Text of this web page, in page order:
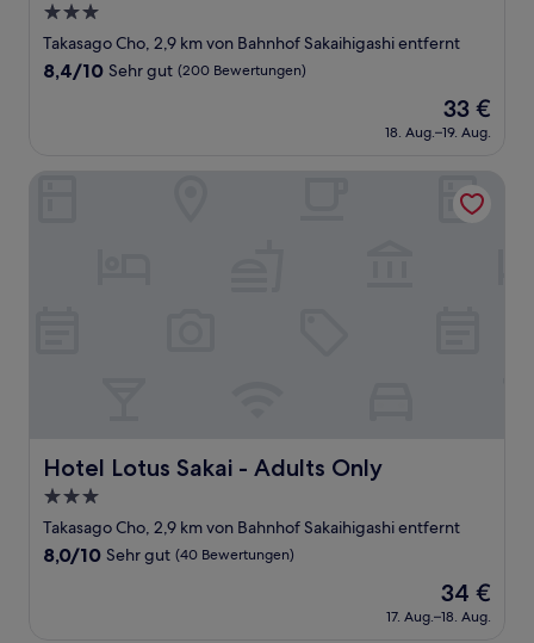
3.0-
Sterne-
Unterkunft
Takasago Cho, 2,9 km von Bahnhof Sakaihigashi entfernt
8.4
(200
8,4/10 Sehr gut (200 Bewertungen)
Der
Preis
beträgt
33 €
18. Aug.–19. Aug.
Hotel Lotus Sakai - Adults Only
Hotel Lotus Sakai - Adults Only
3.0-
Sterne-
Unterkunft
Takasago Cho, 2,9 km von Bahnhof Sakaihigashi entfernt
8.0
8,0/10 Sehr gut (40 Bewertungen)
Der
Preis
beträgt
34 €
17. Aug.–18. Aug.